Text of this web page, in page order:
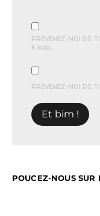
PRÉVENEZ-MOI DE
E-MAIL.
PRÉVENEZ-MOI DE
POUCEZ-NOUS SUR